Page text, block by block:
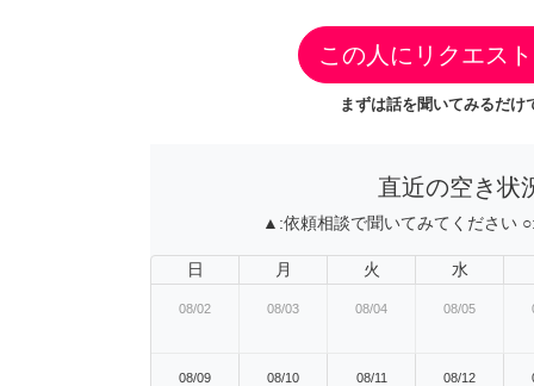
この人にリクエス
まずは話を聞いてみるだけ
直近の空き状
▲:依頼相談で聞いてみてください ○:
日 月 火 水
08/02 08/03 08/04 08/05
08/09 08/10 08/11 08/12